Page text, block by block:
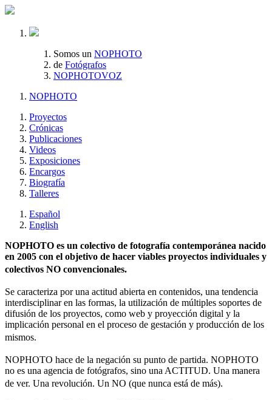
Somos un NOPHOTO
de Fotógrafos
NOPHOTOVOZ
NOPHOTO
Proyectos
Crónicas
Publicaciones
Videos
Exposiciones
Encargos
Biografía
Talleres
Español
English
NOPHOTO es un colectivo de fotografía contemporánea nacido
en 2005 con el objetivo de hacer viables proyectos individuales y
colectivos NO convencionales.
Se caracteriza por una actitud abierta en contenidos, una tendencia
interdisciplinar en las formas, la utilización de múltiples soportes de
difusión de los proyectos, como web y proyección digital y la
implicación personal en el proceso de gestación y producción de los
mismos.
NOPHOTO hace de la negación su punto de partida. NOPHOTO
no es una agencia de fotógrafos, sino una ACTITUD. Una manera
de ver. Una revolución. Un NO (que nunca está de más).